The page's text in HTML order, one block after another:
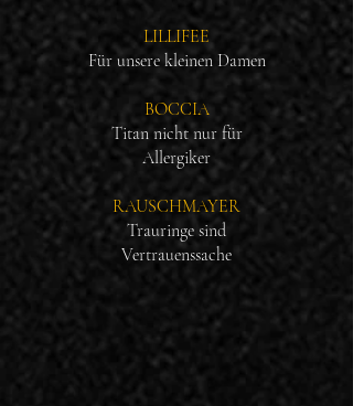
LILLIFEE
Für unsere kleinen Damen
BOCCIA
Titan nicht nur für
Allergiker
RAUSCHMAYER
Trauringe sind
Vertrauenssache